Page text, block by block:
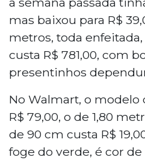
mas baixou para R$
metros, toda
custa R$ 781,00, com
presentinhos
No Walmart, o modelo
R$ 79,00, o de 1,80
de 90 cm custa R$
foge do verde, é cor de